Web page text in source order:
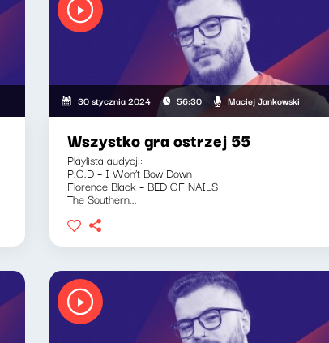
30 stycznia 2024 56:30 Maciej Jankowski
Wszystko gra ostrzej 55
Playlista audycji:
P.O.D – I Won’t Bow Down
Florence Black – BED OF NAILS
The Southern...